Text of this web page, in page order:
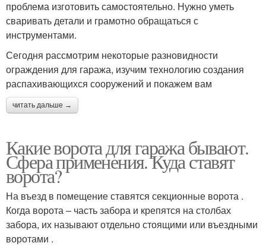
проблема изготовить самостоятельно. Нужно уметь
сваривать детали и грамотно обращаться с
инструментами.
Сегодня рассмотрим некоторые разновидности
ограждения для гаража, изучим технологию создания
распахивающихся сооружений и покажем вам
читать дальше →
Какие ворота для гаража бывают.
Сфера применения. Куда ставят
ворота?
На въезд в помещение ставятся секционные ворота .
Когда ворота – часть забора и крепятся на столбах
забора, их называют отдельно стоящими или въездными
воротами .